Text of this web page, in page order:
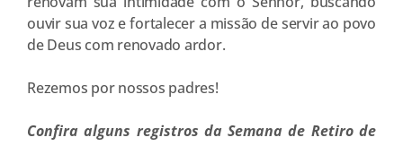
ouvir sua voz e fortalecer a missão de servir ao povo
de Deus com renovado ardor.
Rezemos por nossos padres!
Confira alguns registros da Semana de Retiro de